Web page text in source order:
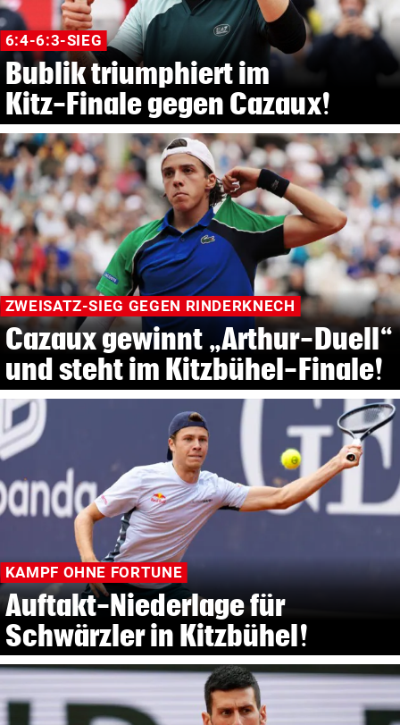
6:4-6:3-SIEG
Bublik triumphiert im
Kitz-Finale gegen Cazaux!
ZWEISATZ-SIEG GEGEN RINDERKNECH
Cazaux gewinnt „Arthur-Duell“
und steht im Kitzbühel-Finale!
KAMPF OHNE FORTUNE
Auftakt-Niederlage für
Schwärzler in Kitzbühel!